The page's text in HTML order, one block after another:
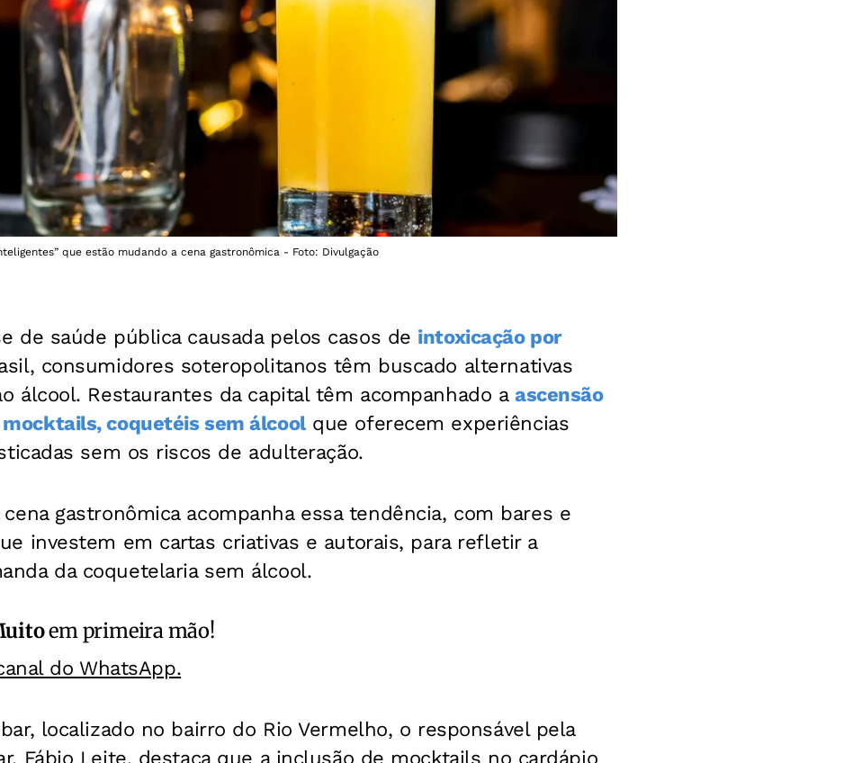
que estão mudando a cena gastronômica - Foto: Divulgação
de saúde pública causada pelos casos de intoxicação por
consumidores soteropolitanos têm buscado alternativas
álcool. Restaurantes da capital têm acompanhado a ascensão
coquetéis sem álcoolque oferecem experiências
sem os riscos de adulteração.
cena gastronômica acompanha essa tendência, com bares e
investem em cartas criativas e autorais, para refletir a
da coquetelaria sem álcool.
em primeira mão!
do WhatsApp.
localizado no bairro do Rio Vermelho, o responsável pela
Fábio Leite, destaca que a inclusão de mocktails no cardápio